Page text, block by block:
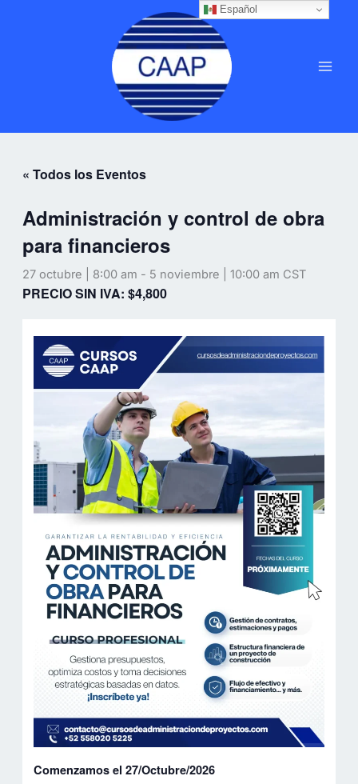
« Todos los Eventos
Administración y control de obra
para financieros
27 octubre | 8:00 am - 5 noviembre | 10:00 am CST
PRECIO SIN IVA: $4,800
Comenzamos el 27/Octubre/2026
Español